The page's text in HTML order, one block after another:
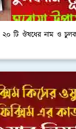
টি ঔষধের নাম ও